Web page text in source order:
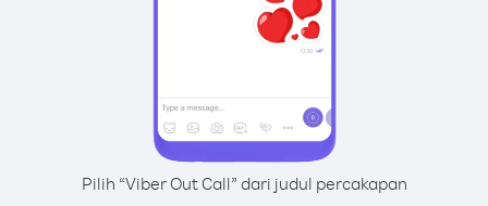
Pilih “Viber Out Call” dari judul percakapan